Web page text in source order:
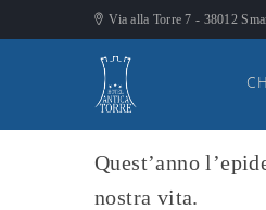
Via alla Torre 7 - 38012
Quest’anno
nostra vita.